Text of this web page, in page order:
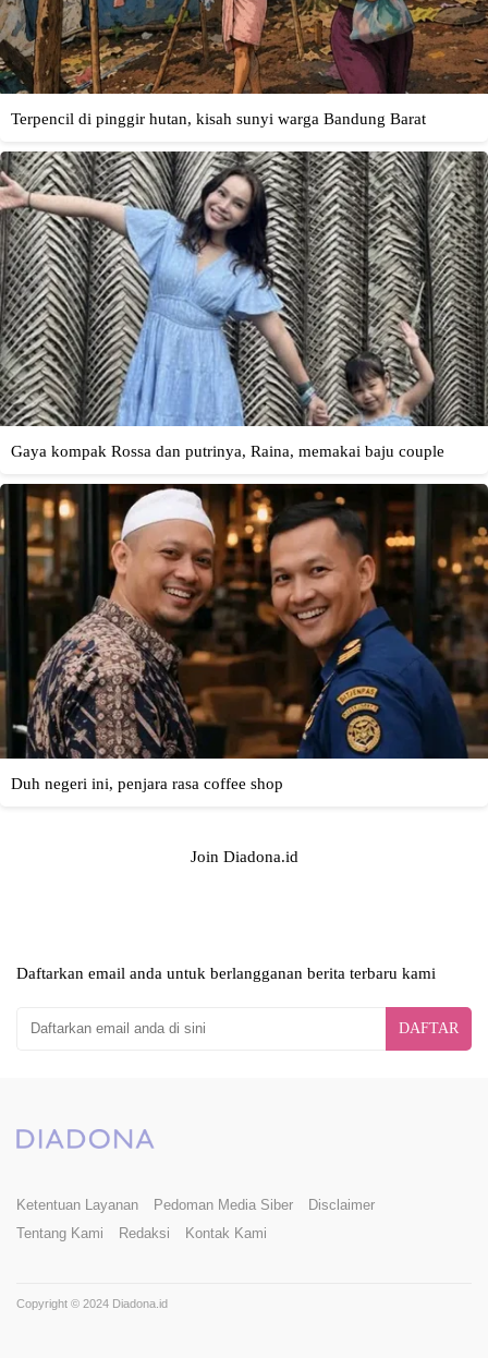
Join Diadona.id
Daftarkan email anda untuk berlangganan berita terbaru kami
DAFTAR
Ketentuan Layanan Pedoman Media Siber
Disclaimer
Tentang Kami
Redaksi Kontak Kami
Copyright © 2024 Diadona.id